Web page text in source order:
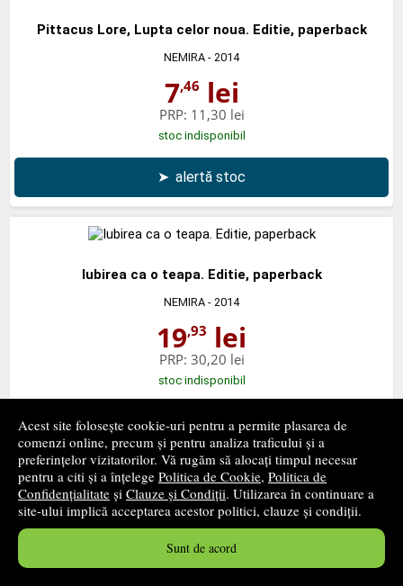
Acest site folosește cookie-uri pentru a permite plasarea de
comenzi online, precum și pentru analiza traficului și a
preferințelor vizitatorilor. Vă rugăm să alocați timpul necesar
pentru a citi și a înțelege Politica de Cookie, Politica de
Confidențialitate și Clauze și Condiții. Utilizarea în continuare a
site-ului implică acceptarea acestor politici, clauze și condiții.
Sunt de acord
Pittacus Lore, Lupta celor noua. Editie, paperback
NEMIRA - 2014
7,46 lei
PRP: 11,30 lei
stoc indisponibil
➤ alertă stoc
Iubirea ca o teapa. Editie, paperback
NEMIRA - 2014
19,93 lei
PRP: 30,20 lei
stoc indisponibil
➤ alertă stoc
‹ pagina precedentă
1 ... 14 15 16 ... 23
pagina următoare ›